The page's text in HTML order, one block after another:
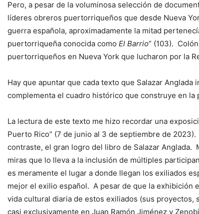
Pero, a pesar de la voluminosa selección de
líderes obreros puertorriqueños que desde Nueva
guerra española, aproximadamente la mitad
puertorriqueña conocida como El Barrio” (103).
puertorriqueños en Nueva York que lucharon por la
Hay que apuntar que cada texto que Salazar
complementa el cuadro histórico que construye en la
La lectura de este texto me hizo recordar una
Puerto Rico” (7 de junio al 3 de septiembre de
contraste, el gran logro del libro de Salazar Anglada.
miras que lo lleva a la inclusión de múltiples
es meramente el lugar a donde llegan los exiliados
mejor el exilio español. A pesar de que la exhibición
vida cultural diaria de estos exiliados (sus proyectos,
casi exclusivamente en Juan Ramón Jiménez y